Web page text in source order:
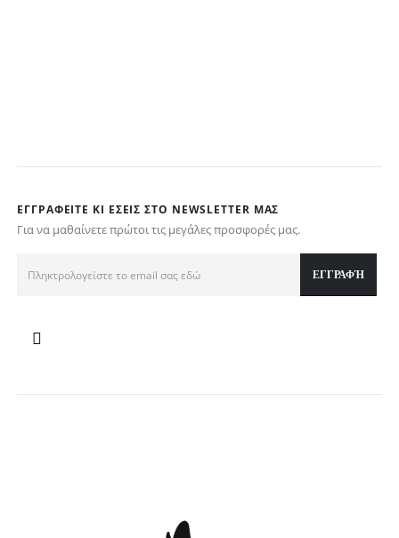
ΕΓΓΡΑΦΕΊΤΕ ΚΙ ΕΣΕΊΣ ΣΤΟ NEWSLETTER ΜΑΣ
Για να μαθαίνετε πρώτοι τις μεγάλες προσφορές μας.